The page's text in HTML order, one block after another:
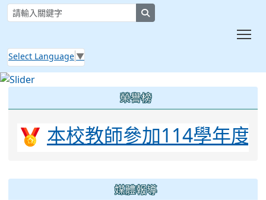
Select Language ▼
榮譽榜
本校教師參加114學年度素
媒體報導